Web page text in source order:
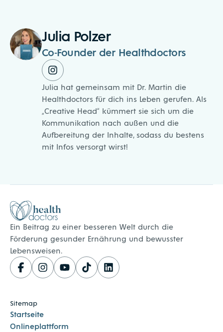
Julia Polzer
Co-Founder der Healthdoctors
Julia hat gemeinsam mit Dr. Martin die
Healthdoctors für dich ins Leben gerufen. Als
„Creative Head“ kümmert sie sich um die
Kommunikation nach außen und die
Aufbereitung der Inhalte, sodass du bestens
mit Infos versorgt wirst!
Healthdoctors
Ein Beitrag zu einer besseren Welt durch die
Förderung gesunder Ernährung und bewusster
Lebensweisen.
Sitemap
Startseite
Onlineplattform